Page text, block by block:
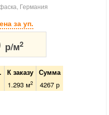
Германия
за уп.
р/м2
К заказу
Сумма
1.293м2 4267р